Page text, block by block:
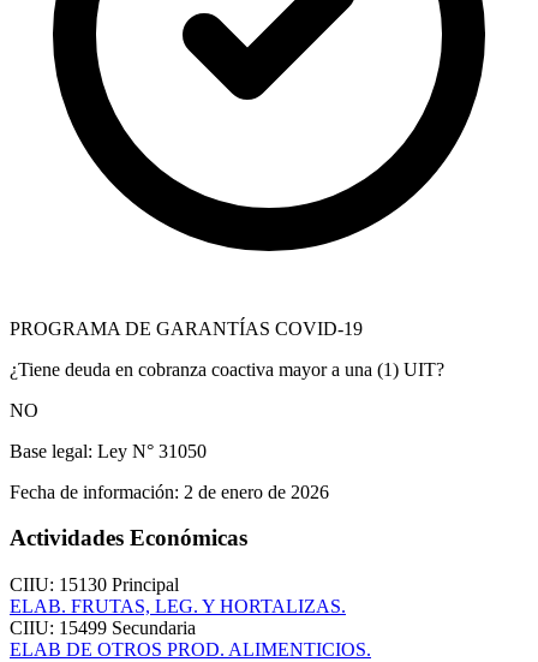
PROGRAMA DE GARANTÍAS COVID-19
¿Tiene deuda en cobranza coactiva mayor a una (1) UIT?
NO
Base legal: Ley N° 31050
Fecha de información: 2 de enero de 2026
Actividades Económicas
CIIU: 15130 Principal
ELAB. FRUTAS, LEG. Y HORTALIZAS.
CIIU: 15499 Secundaria
ELAB DE OTROS PROD. ALIMENTICIOS.